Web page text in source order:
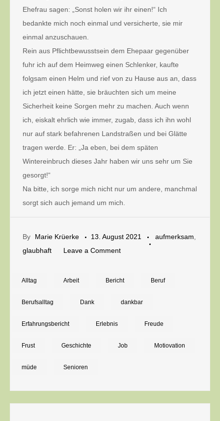
Ehefrau sagen: „Sonst holen wir ihr einen!“ Ich
bedankte mich noch einmal und versicherte, sie mir
einmal anzuschauen.
Rein aus Pflichtbewusstsein dem Ehepaar gegenüber
fuhr ich auf dem Heimweg einen Schlenker, kaufte
folgsam einen Helm und rief von zu Hause aus an, dass
ich jetzt einen hätte, sie bräuchten sich um meine
Sicherheit keine Sorgen mehr zu machen. Auch wenn
ich, eiskalt ehrlich wie immer, zugab, dass ich ihn wohl
nur auf stark befahrenen Landstraßen und bei Glätte
tragen werde. Er: „Ja eben, bei dem späten
Wintereinbruch dieses Jahr haben wir uns sehr um Sie
gesorgt!“
Na bitte, ich sorge mich nicht nur um andere, manchmal
sorgt sich auch jemand um mich.
By Marie Krüerke 13. August 2021 aufmerksam
glaubhaft
Leave a Commenton
das
das
zu
Alltag Arbeit Bericht Beruf
Berufsalltag Dank dankbar
Erfahrungsbericht Erlebnis Freude
Frust Geschichte Job Motiovation
müde Senioren